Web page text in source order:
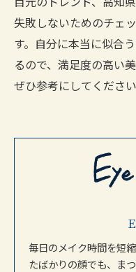
失敗しないためのチェ
す。自分に本当に似合
るので、満足度の高い
ぜひ参考にしてください
毎日のメイク時間を短
たばかりの顔でも、ま